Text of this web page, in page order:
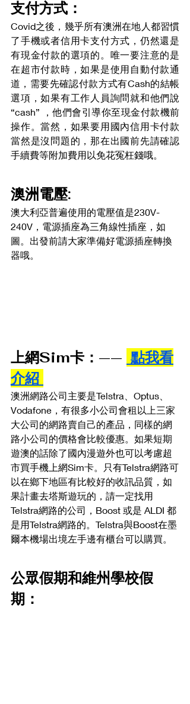
支付方式：
Covid之後，幾乎所有澳洲在地人都習慣
了手機或者信用卡支付方式，仍然還是
有現金付款的選項的。唯一要注意的是
在超市付款時，如果是使用自動付款通
道，需要先確認付款方式有Cash的結帳
選項，如果有工作人員詢問就和他們說
“cash” ，他們會引導你至現金付款機前
操作。當然，如果要用國內信用卡付款
當然是沒問題的，那在出國前先請確認
手續費等附加費用以免花冤枉錢哦。
澳洲電壓:
澳大利亞普遍使用的電壓值是230V-
240V，電源插座為三角線性插座，如
圖。出發前請大家準備好電源插座轉換
器哦。
上網Sim卡：—— 點我看
介紹
澳洲網路公司主要是Telstra、Optus、
Vodafone，有很多小公司會租以上三家
大公司的網路賣自己的產品，同樣的網
路小公司的價格會比較優惠。如果短期
遊澳的話除了國內漫遊外也可以考慮超
市買手機上網Sim卡。只有Telstra網路可
以在鄉下地區有比較好的收訊品質，如
果計畫去塔斯遊玩的，請一定找用
Telstra網路的公司，Boost 或是 ALDI 都
是用Telstra網路的。Telstra與Boost在墨
爾本機場出境左手邊有櫃台可以購買。
公眾假期和維州學校假
期：